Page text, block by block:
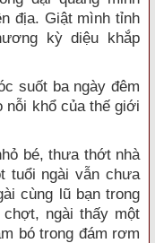
địa. Giật mình tỉnh
kỳ diệu khắp
suốt ba ngày đêm
nỗi khổ của thế giới
bé, thưa thớt nhà
tuổi ngài vẫn chưa
cùng lũ bạn trong
ngài thấy một
bó trong đám rơm